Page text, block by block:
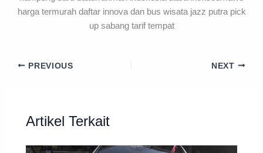
PREVIOUS NEXT
Artikel Terkait